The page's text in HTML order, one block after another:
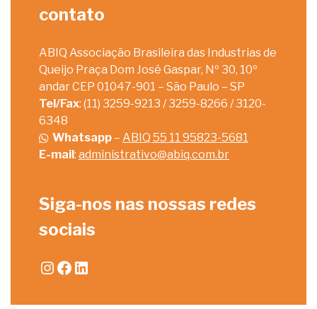
contato
ABIQ Associação Brasileira das Industrias de
Queijo Praça Dom José Gaspar, Nº 30, 10º
andar CEP 01047-901 – São Paulo – SP
Tel/Fax: (11) 3259-9213 / 3259-8266 / 3120-
6348
Whatsapp – ABIQ 55 11 95823-5681
E-mail: administrativo@abiq.com.br
Siga-nos nas nossas redes
sociais
Instagram
Facebook
LinkedIn